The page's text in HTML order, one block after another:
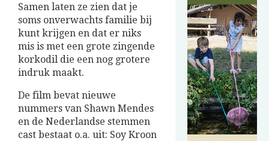
Samen laten ze zien dat je
soms onverwachts familie bij
kunt krijgen en dat er niks
mis is met een grote zingende
korkodil die een nog grotere
indruk maakt.
De film bevat nieuwe
nummers van Shawn Mendes
en de Nederlandse stemmen
cast bestaat o.a. uit: Soy Kroon